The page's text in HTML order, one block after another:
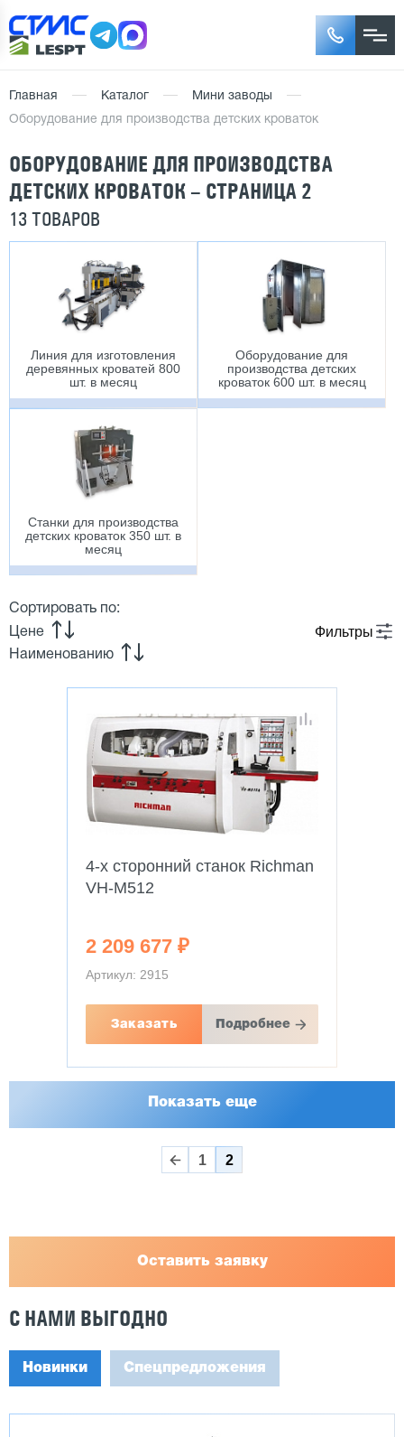
Главная Каталог
Мини заводы
Оборудование для производства детских кроваток
ОБОРУДОВАНИЕ ДЛЯ ПРОИЗВОДСТВА
ДЕТСКИХ КРОВАТОК – СТРАНИЦА 2
13 ТОВАРОВ
Линия для изготовления
деревянных кроватей 800
шт. в месяц
Оборудование для
производства детских
кроваток 600 шт. в месяц
Станки для производства
детских кроваток 350 шт. в
месяц
Фильтры
Сортировать по:
Цене
Наименованию
4-х сторонний станок Richman
VH-M512
2 209 677 ₽
Артикул: 2915
Заказать Подробнее
Показать еще
1 2
Оставить заявку
С НАМИ ВЫГОДНО
Новинки Спецпредложения